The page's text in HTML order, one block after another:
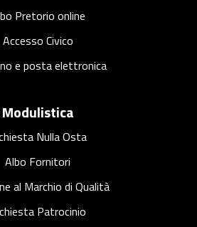
Pretorio online
Accesso Civico
e posta elettronica
Modulistica
Nulla Osta
Albo Fornitori
al Marchio di Qualità
Patrocinio